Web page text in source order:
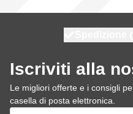
Iscriviti alla
Le migliori offerte e i consigli
casella di posta elettronica.